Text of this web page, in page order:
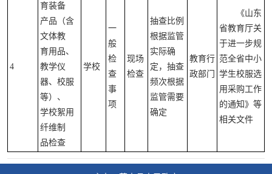
4
育装备
产品（含
文体教
育用品、
教学仪
器、校服
等）、
学校絮用
纤维制
品检查
学校
一
般
检
查
事
项
现场
检查
抽查比例
根据监管
实际确
定，抽查
频次根据
监管需要
确定
教育行
政部门
《山东
省教育厅关
于进一步规
范全省中小
学生校服选
用采购工作
的通知》等
相关文件